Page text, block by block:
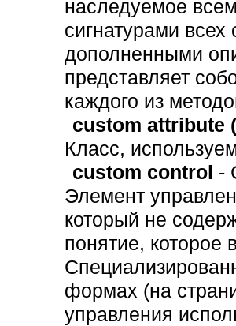
наследуемое
сигнатурами
дополненными
представляет
каждого из
custom attribute
Класс,
custom control -
Элемент
который не
понятие, которое
формах (на
управления